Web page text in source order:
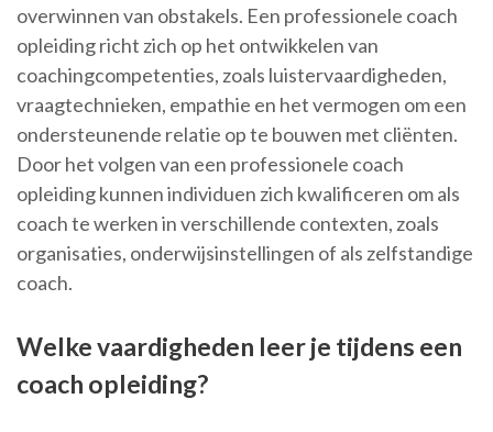
overwinnen van obstakels. Een professionele coach
opleiding richt zich op het ontwikkelen van
coachingcompetenties, zoals luistervaardigheden,
vraagtechnieken, empathie en het vermogen om een
ondersteunende relatie op te bouwen met cliënten.
Door het volgen van een professionele coach
opleiding kunnen individuen zich kwalificeren om als
coach te werken in verschillende contexten, zoals
organisaties, onderwijsinstellingen of als zelfstandige
coach.
Welke vaardigheden leer je tijdens een
coach opleiding?